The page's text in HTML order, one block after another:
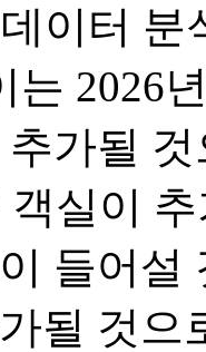
이터
는 2026
가될
객실이
들어설
될 것으